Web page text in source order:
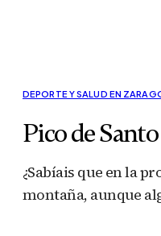
DEPORTE Y SALUD EN
Pico de
¿Sabíais que en la
montaña, aunque